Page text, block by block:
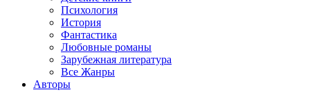
Психология
История
Фантастика
Любовные романы
Зарубежная литература
Все Жанры
Авторы